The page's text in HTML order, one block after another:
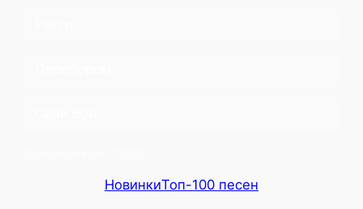
НовинкиТоп-100 песен